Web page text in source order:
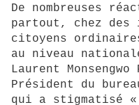
De nombreuses
partout, chez
citoyens
au niveau
Laurent
Président du
qui a stigmatisé